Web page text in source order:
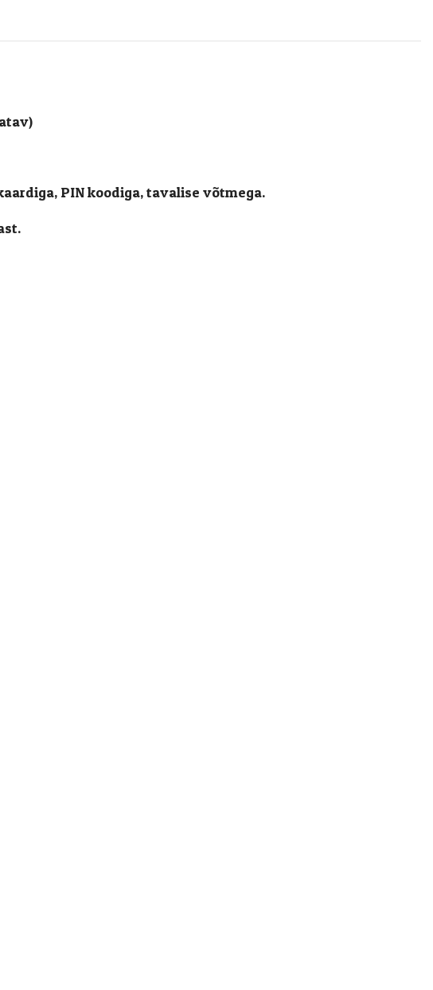
PIN koodiga, tavalise võtmega.